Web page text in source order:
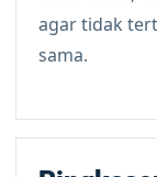
agar tidak
sama.